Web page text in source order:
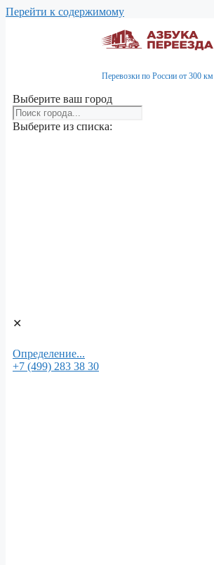
Перейти к содержимому
Перевозки по России от 300 км
Выберите ваш город
Выберите из списка:
✕
Определение...
+7 (499) 283 38 30